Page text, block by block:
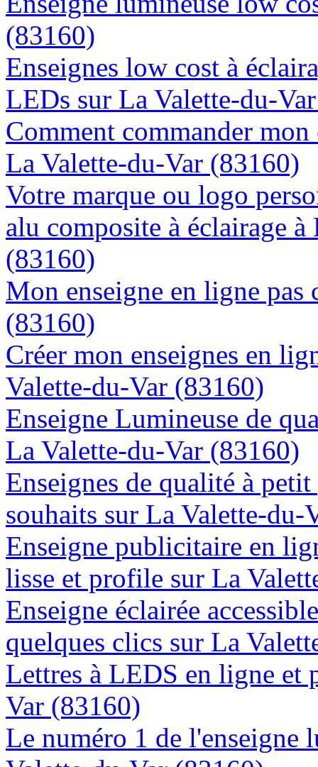
(83160)
Enseignes low cost à
LEDs sur La Valette-du-
Comment commander
La Valette-du-Var (83160)
Votre marque ou logo
alu composite à éclairage
(83160)
Mon enseigne en ligne pas
(83160)
Créer mon enseignes en
Valette-du-Var (83160)
Enseigne Lumineuse de
La Valette-du-Var (83160)
Enseignes de qualité à
souhaits sur La Valette-du-
Enseigne publicitaire en
lisse et profile sur La
Enseigne éclairée
quelques clics sur La
Lettres à LEDS en ligne et
Var (83160)
Le numéro 1 de l'enseigne